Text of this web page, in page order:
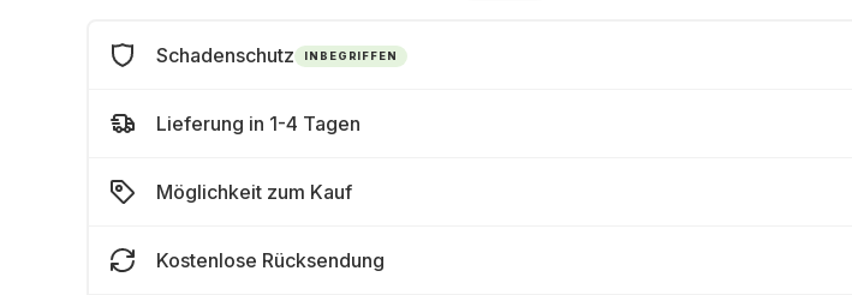
Schadenschutz INBEGRIFFEN
Lieferung in 1-4 Tagen
Möglichkeit zum Kauf
Kostenlose Rücksendung